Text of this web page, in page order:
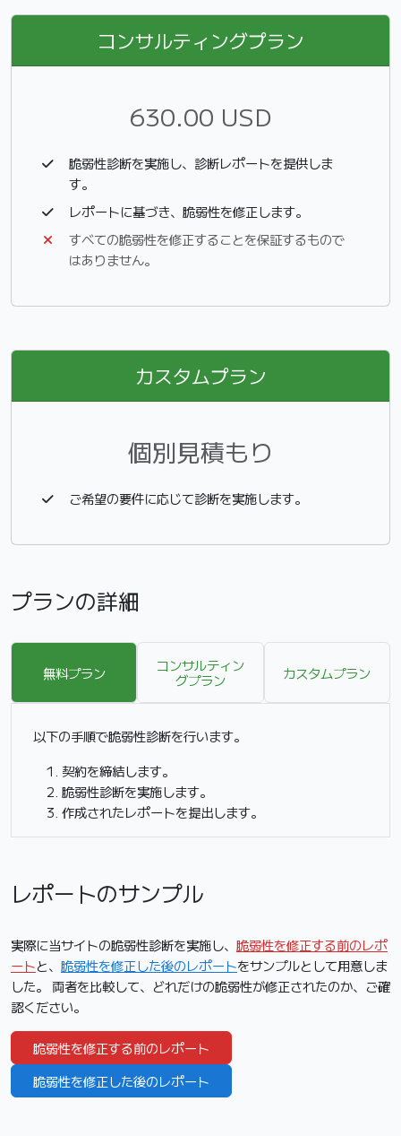
コンサルティングプラン
630.00 USD
脆弱性診断を実施し、診断レポートを提供しま
す。
レポートに基づき、脆弱性を修正します。
すべての脆弱性を修正することを保証するもので
はありません。
カスタムプラン
個別見積もり
ご希望の要件に応じて診断を実施します。
プランの詳細
無料プラン
コンサルティン
グプラン
カスタムプラン
以下の手順で脆弱性診断を行います。
契約を締結します。
脆弱性診断を実施します。
作成されたレポートを提出します。
レポートのサンプル
実際に当サイトの脆弱性診断を実施し、 脆弱性を修正する前のレポ
ートと、 脆弱性を修正した後のレポートをサンプルとして用意しま
した。 両者を比較して、どれだけの脆弱性が修正されたのか、ご確
認ください。
脆弱性を修正する前のレポート
脆弱性を修正した後のレポート